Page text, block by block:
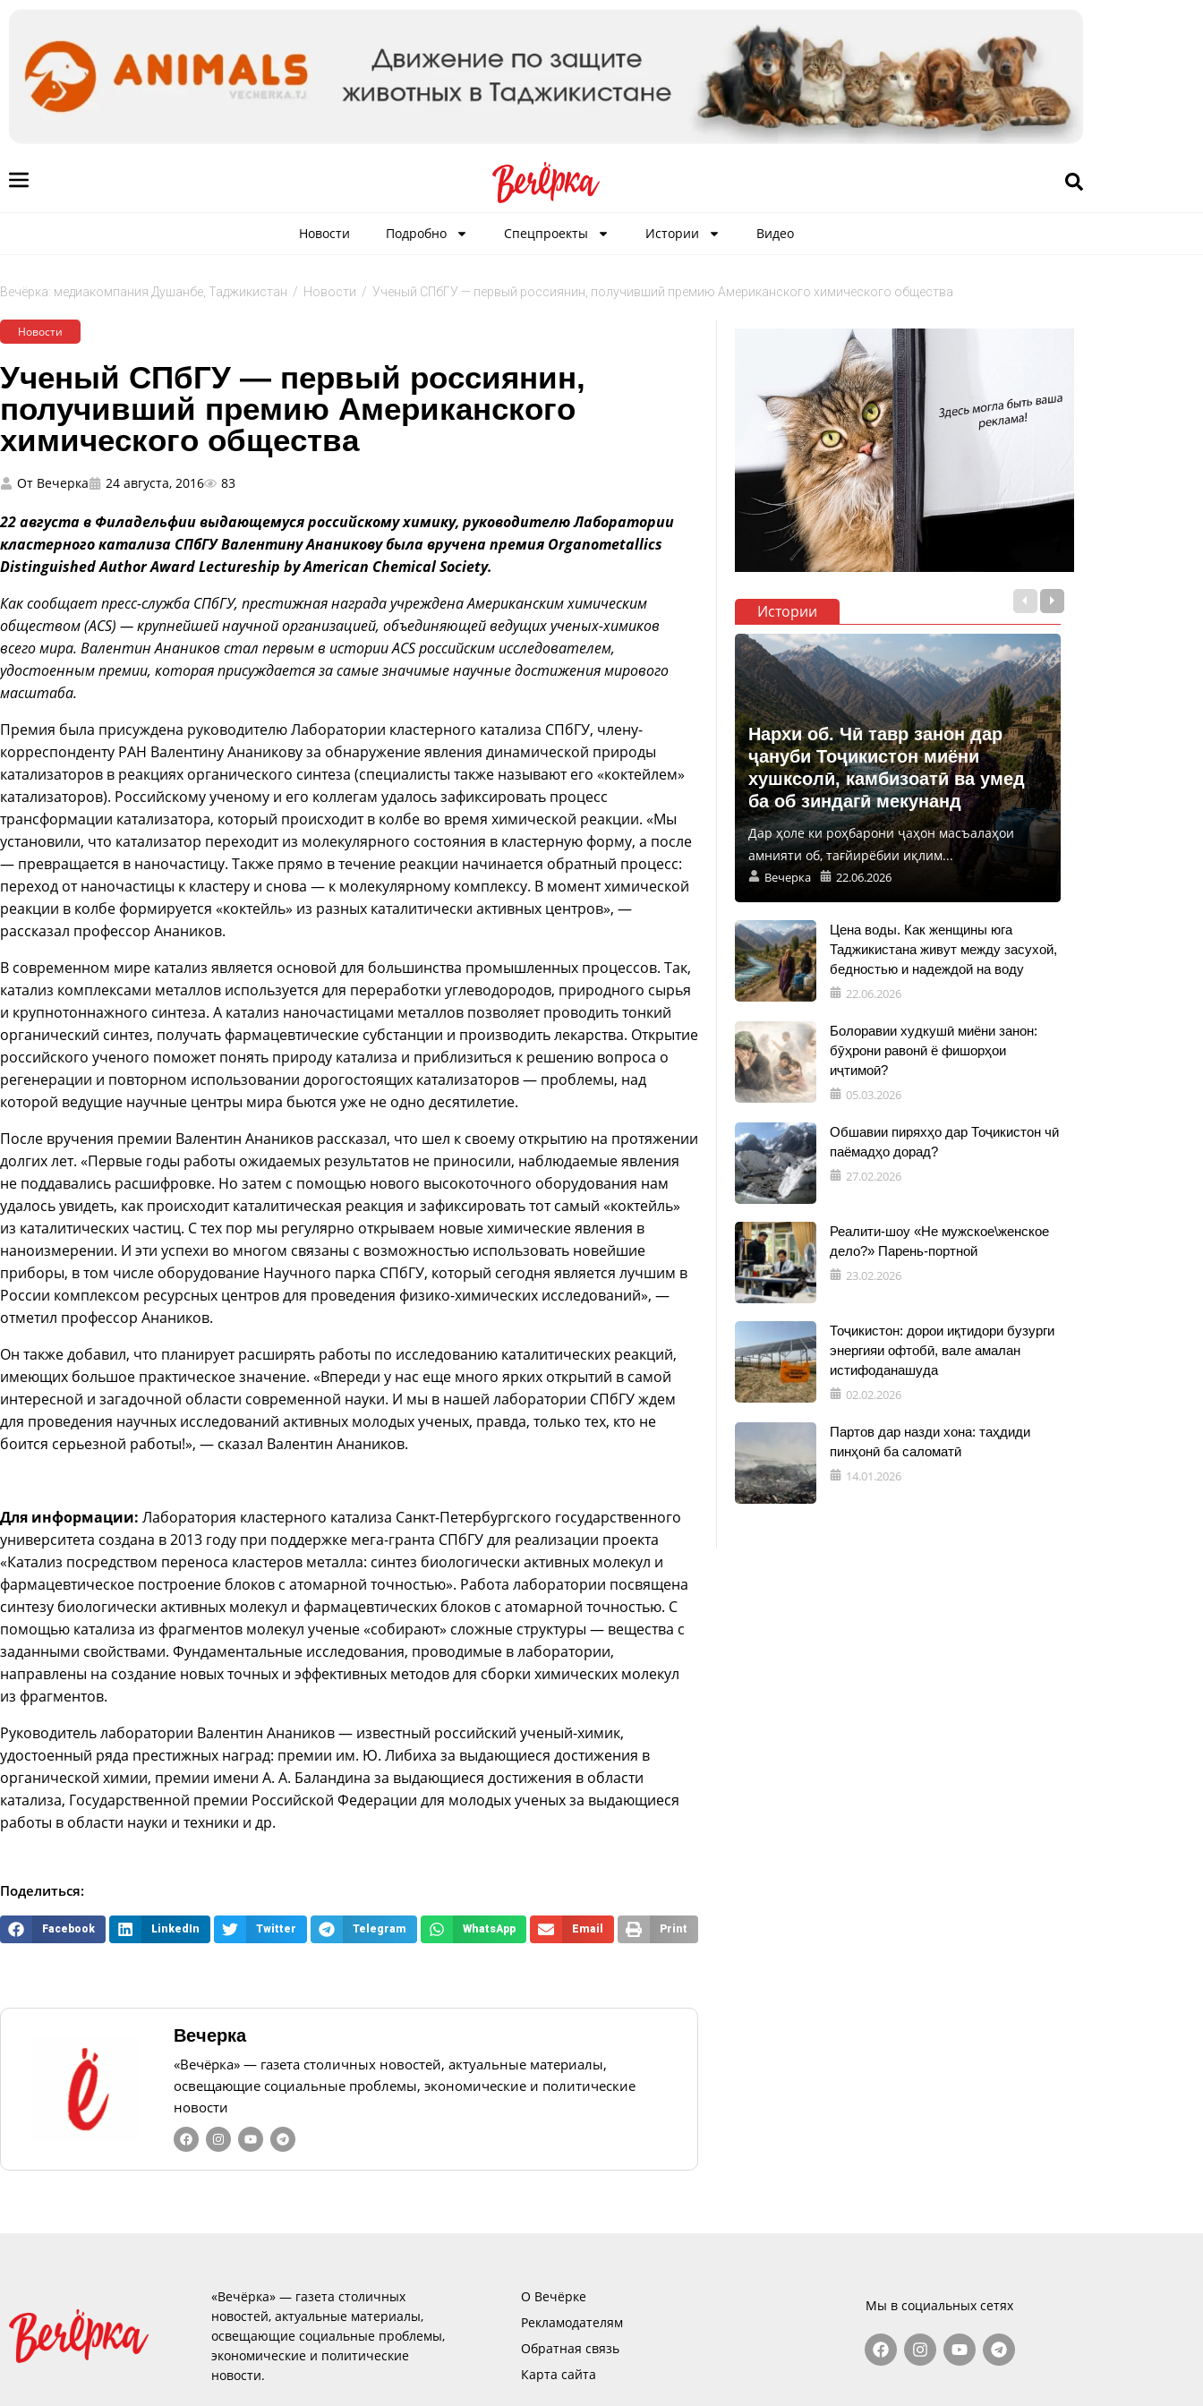
Новости Подробно Спецпроекты Истории Видео
Вечёрка: медиакомпания Душанбе, Таджикистан / Новости / Ученый СПбГУ — первый россиянин, получивший премию Американского химического общества
Новости
Ученый СПбГУ — первый россиянин,
получивший премию Американского
химического общества
От Вечерка 24 августа, 2016 83
22 августа в Филадельфии выдающемуся российскому химику, руководителю Лаборатории
кластерного катализа СПбГУ Валентину Ананикову была вручена премия Organometallics
Distinguished Author Award Lectureship by American Chemical Society.
Как сообщает пресс-служба СПбГУ, престижная награда учреждена Американским химическим
обществом (ACS) — крупнейшей научной организацией, объединяющей ведущих ученых-химиков
всего мира. Валентин Анаников стал первым в истории ACS российским исследователем,
удостоенным премии, которая присуждается за самые значимые научные достижения мирового
масштаба.
Премия была присуждена руководителю Лаборатории кластерного катализа СПбГУ, члену-
корреспонденту РАН Валентину Ананикову за обнаружение явления динамической природы
катализаторов в реакциях органического синтеза (специалисты также называют его «коктейлем»
катализаторов). Российскому ученому и его коллегам удалось зафиксировать процесс
трансформации катализатора, который происходит в колбе во время химической реакции. «Мы
установили, что катализатор переходит из молекулярного состояния в кластерную форму, а после
— превращается в наночастицу. Также прямо в течение реакции начинается обратный процесс:
переход от наночастицы к кластеру и снова — к молекулярному комплексу. В момент химической
реакции в колбе формируется «коктейль» из разных каталитически активных центров», —
рассказал профессор Анаников.
В современном мире катализ является основой для большинства промышленных процессов. Так,
катализ комплексами металлов используется для переработки углеводородов, природного сырья
и крупнотоннажного синтеза. А катализ наночастицами металлов позволяет проводить тонкий
органический синтез, получать фармацевтические субстанции и производить лекарства. Открытие
российского ученого поможет понять природу катализа и приблизиться к решению вопроса о
регенерации и повторном использовании дорогостоящих катализаторов — проблемы, над
которой ведущие научные центры мира бьются уже не одно десятилетие.
После вручения премии Валентин Анаников рассказал, что шел к своему открытию на протяжении
долгих лет. «Первые годы работы ожидаемых результатов не приносили, наблюдаемые явления
не поддавались расшифровке. Но затем с помощью нового высокоточного оборудования нам
удалось увидеть, как происходит каталитическая реакция и зафиксировать тот самый «коктейль»
из каталитических частиц. С тех пор мы регулярно открываем новые химические явления в
наноизмерении. И эти успехи во многом связаны с возможностью использовать новейшие
приборы, в том числе оборудование Научного парка СПбГУ, который сегодня является лучшим в
России комплексом ресурсных центров для проведения физико-химических исследований», —
отметил профессор Анаников.
Он также добавил, что планирует расширять работы по исследованию каталитических реакций,
имеющих большое практическое значение. «Впереди у нас еще много ярких открытий в самой
интересной и загадочной области современной науки. И мы в нашей лаборатории СПбГУ ждем
для проведения научных исследований активных молодых ученых, правда, только тех, кто не
боится серьезной работы!», — сказал Валентин Анаников.
Для информации: Лаборатория кластерного катализа Санкт-Петербургского государственного
университета создана в 2013 году при поддержке мега-гранта СПбГУ для реализации проекта
«Катализ посредством переноса кластеров металла: синтез биологически активных молекул и
фармацевтическое построение блоков с атомарной точностью». Работа лаборатории посвящена
синтезу биологически активных молекул и фармацевтических блоков с атомарной точностью. С
помощью катализа из фрагментов молекул ученые «собирают» сложные структуры — вещества с
заданными свойствами. Фундаментальные исследования, проводимые в лаборатории,
направлены на создание новых точных и эффективных методов для сборки химических молекул
из фрагментов.
Руководитель лаборатории Валентин Анаников — известный российский ученый-химик,
удостоенный ряда престижных наград: премии им. Ю. Либиха за выдающиеся достижения в
органической химии, премии имени А. А. Баландина за выдающиеся достижения в области
катализа, Государственной премии Российской Федерации для молодых ученых за выдающиеся
работы в области науки и техники и др.
Поделиться:
Facebook LinkedIn Twitter Telegram WhatsApp Email Print
Вечерка
«Вечёрка» — газета столичных новостей, актуальные материалы,
освещающие социальные проблемы, экономические и политические
новости
Истории
Нархи об. Чӣ тавр занон дар
ҷануби Тоҷикистон миёни
хушксолӣ, камбизоатӣ ва умед
ба об зиндагӣ мекунанд
Дар ҳоле ки роҳбарони ҷаҳон масъалаҳои
амнияти об, тағйирёбии иқлим...
Вечерка 22.06.2026
Цена воды. Как женщины юга
Таджикистана живут между засухой,
бедностью и надеждой на воду
22.06.2026
Болоравии худкушӣ миёни занон:
бӯҳрони равонӣ ё фишорҳои
иҷтимоӣ?
05.03.2026
Обшавии пиряхҳо дар Тоҷикистон чӣ
паёмадҳо дорад?
27.02.2026
Реалити-шоу «Не мужское\женское
дело?» Парень-портной
23.02.2026
Тоҷикистон: дорои иқтидори бузурги
энергияи офтобӣ, вале амалан
истифоданашуда
02.02.2026
Партов дар назди хона: таҳдиди
пинҳонӣ ба саломатӣ
14.01.2026
«Вечёрка» — газета столичных
новостей, актуальные материалы,
освещающие социальные проблемы,
экономические и политические
новости.
О Вечёрке
Рекламодателям
Обратная связь
Карта сайта
Мы в социальных сетях